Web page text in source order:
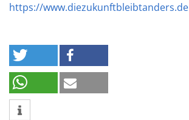
https://www.diezukunftbleibtanders.de